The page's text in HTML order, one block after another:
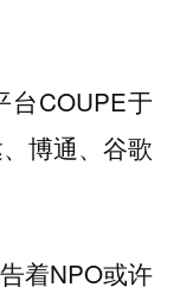
台COUPE于
博通、谷歌
着NPO或许